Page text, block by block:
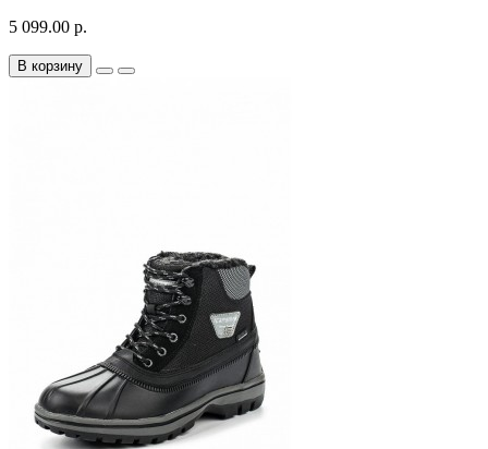
5 099.00 р.
В корзину